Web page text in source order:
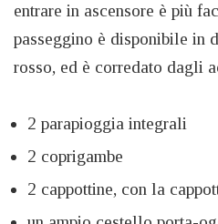
entrare in ascensore è più
passeggino è disponibile in
rosso, ed è corredato dagli
2 parapioggia integrali
2 coprigambe
2 cappottine, con la